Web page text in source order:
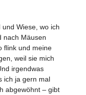
Wiese, wo ich
nach Mäusen
flink und meine
weil sie mich
irgendwas
ich ja gern mal
abgewöhnt – gibt